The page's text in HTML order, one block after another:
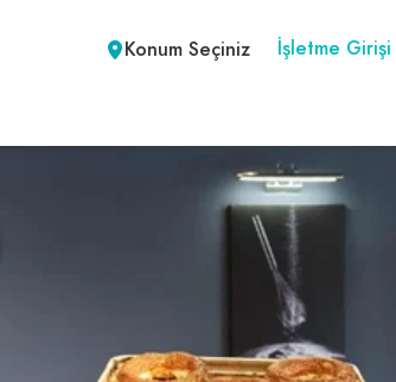
Konum Seçiniz İşletme Girişi